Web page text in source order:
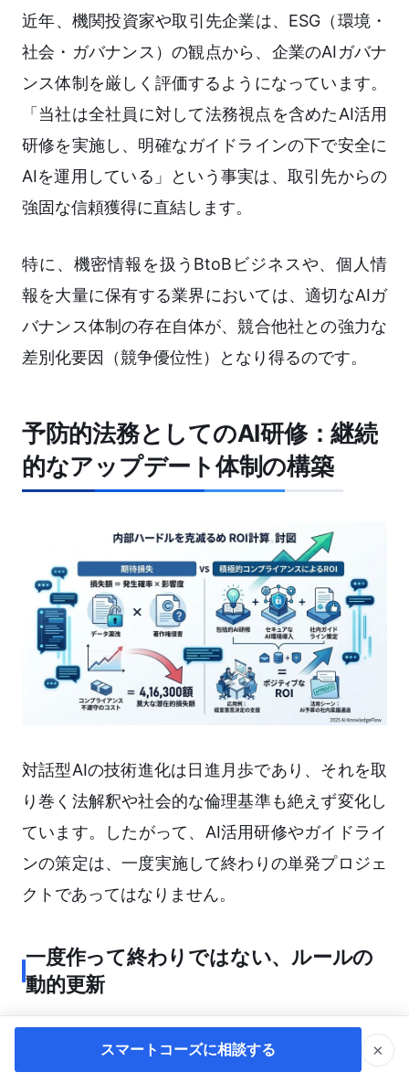
近年、機関投資家や取引先企業は、ESG（環境・
社会・ガバナンス）の観点から、企業のAIガバナ
ンス体制を厳しく評価するようになっています。
「当社は全社員に対して法務視点を含めたAI活用
研修を実施し、明確なガイドラインの下で安全に
AIを運用している」という事実は、取引先からの
強固な信頼獲得に直結します。
特に、機密情報を扱うBtoBビジネスや、個人情
報を大量に保有する業界においては、適切なAIガ
バナンス体制の存在自体が、競合他社との強力な
差別化要因（競争優位性）となり得るのです。
予防的法務としてのAI研修：継続
的なアップデート体制の構築
対話型AIの技術進化は日進月歩であり、それを取
り巻く法解釈や社会的な倫理基準も絶えず変化し
ています。したがって、AI活用研修やガイドライ
ンの策定は、一度実施して終わりの単発プロジェ
クトであってはなりません。
一度作って終わりではない、ルールの
動的更新
例えば、AIモデルがテキストだけでなく画像、音
声、動画を統合的に処理する「マルチモーダル
スマートコーズに相談する ×